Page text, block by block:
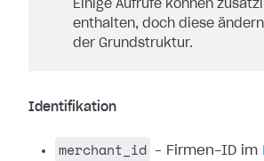
Einige Aufrufe können
enthalten, doch diese
der Grundstruktur.
Identifikation
merchant_id – Firmen-ID im